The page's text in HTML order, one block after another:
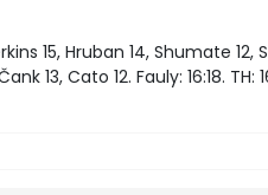
15, Hruban 14, Shumate
13, Cato 12. Fauly: 16:18. TH: